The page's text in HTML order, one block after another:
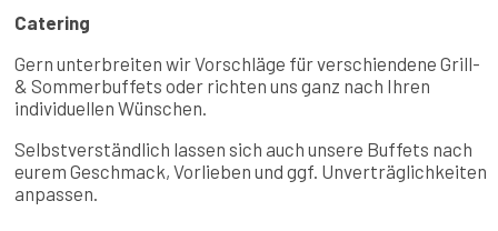
Direkt einbuchen:
Catering
Gern unterbreiten wir Vorschläge für verschiendene Grill-
& Sommerbuffets oder richten uns ganz nach Ihren
individuellen Wünschen.
Selbstverständlich lassen sich auch unsere Buffets nach
eurem Geschmack, Vorlieben und ggf. Unverträglichkeiten
anpassen.